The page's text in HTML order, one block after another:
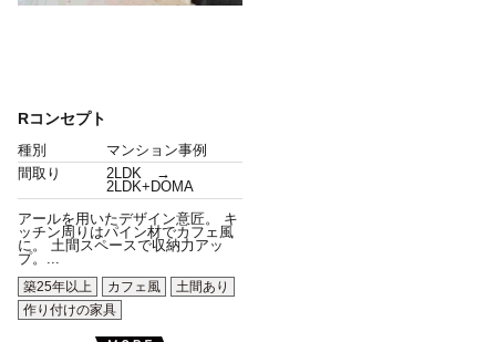
Rコンセプト
種別
マンション事例
間取り
2LDK →
2LDK+DOMA
アールを用いたデザイン意匠。 キ
ッチン周りはパイン材でカフェ風
に。 土間スペースで収納力アッ
プ。...
築25年以上
カフェ風
土間あり
作り付けの家具